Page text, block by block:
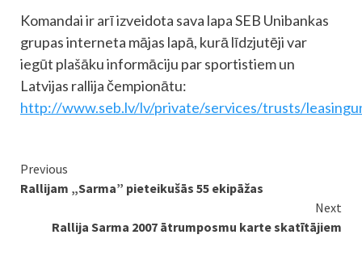
Komandai ir arī izveidota sava lapa SEB Unibankas
grupas interneta mājas lapā, kurā līdzjutēji var
iegūt plašāku informāciju par sportistiem un
Latvijas rallija čempionātu:
http://www.seb.lv/lv/private/services/trusts/
Continue
Reading
Previous
Rallijam „Sarma” pieteikušās 55 ekipāžas
Next
Rallija Sarma 2007 ātrumposmu karte skatītājiem